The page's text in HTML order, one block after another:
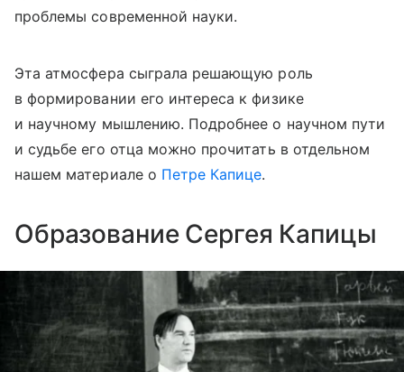
проблемы современной науки.
Эта атмосфера сыграла решающую роль
в формировании его интереса к физике
и научному мышлению. Подробнее о научном пути
и судьбе его отца можно прочитать в отдельном
нашем материале о Петре Капице.
Образование Сергея Капицы